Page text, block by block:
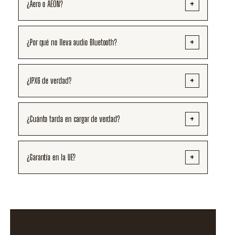
¿Aero o AEON?
¿Por qué no lleva audio Bluetooth?
¿IPX6 de verdad?
¿Cuánto tarda en cargar de verdad?
¿Garantía en la UE?